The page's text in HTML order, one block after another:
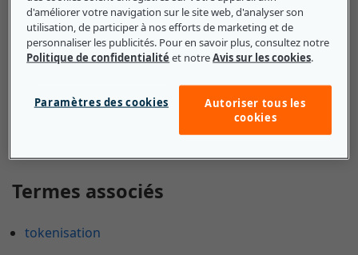
Une PME peut utiliser la répartition du capital pour
prendre de meilleures décisions d'investissement. Ce
processus peut maximiser les profits d'une petite
en lui permettant d'affecter les fonds là où ils sont
les plus productifs.
Termes associés
tokenisation
d'améliorer votre navigation sur le site web, d'analyser son
utilisation, de participer à nos efforts de marketing et de
personnaliser les publicités. Pour en savoir plus, consultez notre
Politique de confidentialité et notreAvis sur les cookies.
Paramètres des cookies
Autoriser tous les
cookies